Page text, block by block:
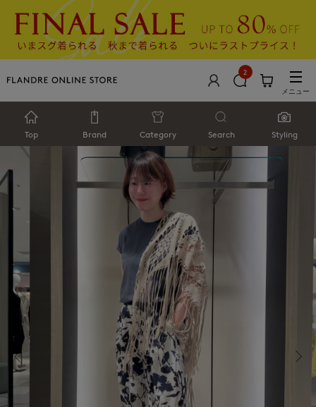
2
メニュー
Top Brand Category Search Styling